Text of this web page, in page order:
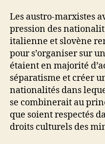
Les austro-marxistes
pression des
italienne et slovène
pour s’organiser sur
étaient en majorité
séparatisme et créer
nationalités dans
se combinerait au
que soient respectés
droits culturels des